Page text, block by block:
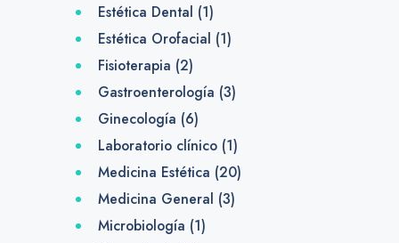
Estética Dental (1)
Estética Orofacial (1)
Fisioterapia (2)
Gastroenterología (3)
Ginecología (6)
Laboratorio clínico(1)
Medicina Estética (20)
Medicina General (3)
Microbiología (1)